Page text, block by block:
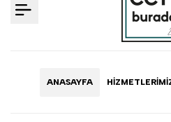
ANASAYFA